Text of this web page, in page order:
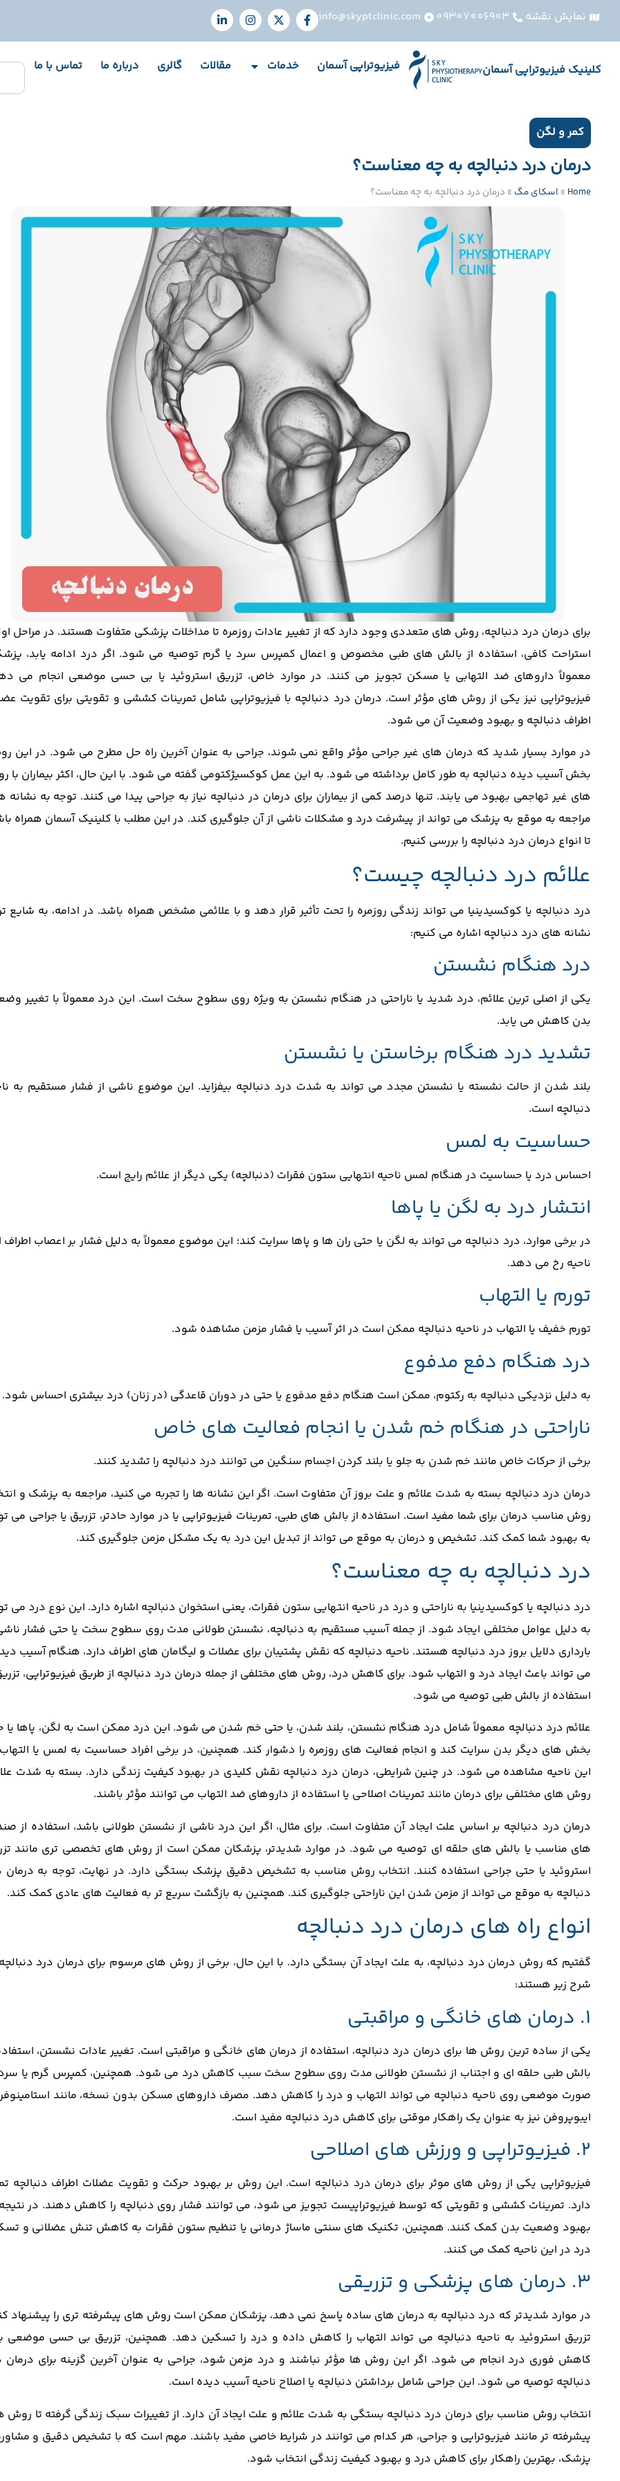
نمایش نقشه 09307006903
info@skyptclinic.com
کلینیک فیزیوتراپی آسمان فیزیوتراپی آسمان خدمات مقالات گالری درباره ما تماس با ما
کمر و لگن
درمان درد دنبالچه به چه معناست؟
Home
» اسکای مگ » درمان درد دنبالچه به چه معناست؟
برای درمان درد دنبالچه، روش‌ های متعددی وجود دارد که از تغییر عادات روزمره تا مداخلات پزشکی متفاوت هستند. در مراحل
استراحت کافی، استفاده از بالش ‌های طبی مخصوص و اعمال کمپرس سرد یا گرم توصیه می ‌شود. اگر درد ادامه یابد،
معمولاً داروهای ضد التهابی یا مسکن تجویز می ‌کنند. در موارد خاص، تزریق استروئید یا بی‌ حسی موضعی انجام می
فیزیوتراپی نیز یکی از روش‌ های مؤثر است. درمان درد دنبالچه با فیزیوتراپی شامل تمرینات کششی و تقویتی برای تقویت
اطراف دنبالچه و بهبود وضعیت آن می شود.
در موارد بسیار شدید که درمان ‌های غیر جراحی مؤثر واقع نمی ‌شوند، جراحی به‌ عنوان آخرین راه ‌حل مطرح می ‌شود. در این
بخش آسیب ‌دیده دنبالچه به ‌طور کامل برداشته می ‌شود. به این عمل کوکسیژکتومی گفته می ‌شود. با این ‌حال، اکثر بیماران با
‌های غیر تهاجمی بهبود می ‌یابند. تنها درصد کمی از بیماران برای درمان در دنبالچه نیاز به جراحی پیدا می ‌کنند. توجه به نشانه
مراجعه به موقع به پزشک می ‌تواند از پیشرفت درد و مشکلات ناشی از آن جلوگیری کند. در این مطلب با کلینیک آسمان همراه
تا انواع درمان درد دنبالچه را بررسی کنیم.
علائم درد دنبالچه چیست؟
درد دنبالچه یا کوکسیدینیا می ‌تواند زندگی روزمره را تحت تأثیر قرار دهد و با علائمی مشخص همراه باشد. در ادامه، به شایع
نشانه‌ های درد دنبالچه اشاره می‌ کنیم:
درد هنگام نشستن
یکی از اصلی ‌ترین علائم، درد شدید یا ناراحتی در هنگام نشستن به‌ ویژه روی سطوح سخت است. این درد معمولاً با تغییر
بدن کاهش می ‌یابد.
تشدید درد هنگام برخاستن یا نشستن
بلند شدن از حالت نشسته یا نشستن مجدد می ‌تواند به شدت درد دنبالچه بیفزاید. این موضوع ناشی از فشار مستقیم به
دنبالچه است.
حساسیت به لمس
احساس درد یا حساسیت در هنگام لمس ناحیه انتهایی ستون فقرات (دنبالچه) یکی دیگر از علائم رایج است.
انتشار درد به لگن یا پاها
در برخی موارد، درد دنبالچه می ‌تواند به لگن یا حتی ران ‌ها و پاها سرایت کند؛ این موضوع معمولاً به دلیل فشار بر اعصاب اطراف
ناحیه رخ می‌ دهد.
تورم یا التهاب
تورم خفیف یا التهاب در ناحیه دنبالچه ممکن است در اثر آسیب یا فشار مزمن مشاهده شود.
درد هنگام دفع مدفوع
به دلیل نزدیکی دنبالچه به رکتوم، ممکن است هنگام دفع مدفوع یا حتی در دوران قاعدگی (در زنان) درد بیشتری احساس شود.
ناراحتی در هنگام خم شدن یا انجام فعالیت ‌های خاص
برخی از حرکات خاص مانند خم شدن به جلو یا بلند کردن اجسام سنگین می ‌توانند درد دنبالچه را تشدید کنند.
درمان درد دنبالچه بسته به شدت علائم و علت بروز آن متفاوت است. اگر این نشانه‌ ها را تجربه می‌ کنید، مراجعه به پزشک و
روش مناسب درمان برای شما مفید است. استفاده از بالش ‌های طبی، تمرینات فیزیوتراپی یا در موارد حادتر، تزریق یا جراحی می
به بهبود شما کمک کند. تشخیص و درمان به‌ موقع می ‌تواند از تبدیل این درد به یک مشکل مزمن جلوگیری کند.
درد دنبالچه به چه معناست؟
درد دنبالچه یا کوکسیدینیا به ناراحتی و درد در ناحیه انتهایی ستون فقرات، یعنی استخوان دنبالچه اشاره دارد. این نوع درد می
به دلیل عوامل مختلفی ایجاد شود. از جمله آسیب مستقیم به دنبالچه، نشستن طولانی‌ مدت روی سطوح سخت یا حتی فشار
بارداری دلایل بروز درد دنبالچه هستند. ناحیه دنبالچه که نقش پشتیبان برای عضلات و لیگامان‌ های اطراف دارد، هنگام آسیب‌
می‌ تواند باعث ایجاد درد و التهاب شود. برای کاهش درد، روش ‌های مختلفی از جمله درمان درد دنبالچه از طریق فیزیوتراپی،
استفاده از بالش‌ طبی توصیه می ‌شود.
علائم درد دنبالچه معمولاً شامل درد هنگام نشستن، بلند شدن، یا حتی خم شدن می ‌شود. این درد ممکن است به لگن، پاها یا
بخش ‌های دیگر بدن سرایت کند و انجام فعالیت ‌های روزمره را دشوار کند. همچنین، در برخی افراد حساسیت به لمس یا
این ناحیه مشاهده می ‌شود. در چنین شرایطی، درمان درد دنبالچه نقش کلیدی در بهبود کیفیت زندگی دارد. بسته به شدت
روش‌ های مختلفی برای درمان مانند تمرینات اصلاحی یا استفاده از داروهای ضد التهاب می‌ توانند مؤثر باشند.
درمان درد دنبالچه بر اساس علت ایجاد آن متفاوت است. برای مثال، اگر این درد ناشی از نشستن طولانی باشد، استفاده از
‌های مناسب یا بالش‌ های حلقه ‌ای توصیه می ‌شود. در موارد شدیدتر، پزشکان ممکن است از روش ‌های تخصصی ‌تری مانند
استروئید یا حتی جراحی استفاده کنند. انتخاب روش مناسب به تشخیص دقیق پزشک بستگی دارد. در نهایت، توجه به درمان
دنبالچه به‌ موقع می ‌تواند از مزمن شدن این ناراحتی جلوگیری کند. همچنین به بازگشت سریع ‌تر به فعالیت ‌های عادی کمک کند.
انواع راه های درمان درد دنبالچه
گفتیم که روش درمان درد دنبالچه، به علت ایجاد آن بستگی دارد. با این حال، برخی از روش های مرسوم برای درمان درد
شرح زیر هستند:
1. درمان‌ های خانگی و مراقبتی
یکی از ساده ‌ترین روش ‌ها برای درمان درد دنبالچه، استفاده از درمان ‌های خانگی و مراقبتی است. تغییر عادات نشستن،
بالش‌ طبی حلقه ‌ای و اجتناب از نشستن طولانی ‌مدت روی سطوح سخت سبب کاهش درد می شود. همچنین، کمپرس گرم یا
صورت موضعی روی ناحیه دنبالچه می ‌تواند التهاب و درد را کاهش دهد. مصرف داروهای مسکن بدون نسخه، مانند
ایبوپروفن نیز به ‌عنوان یک راهکار موقتی برای کاهش درد دنبالچه مفید است.
2. فیزیوتراپی و ورزش ‌های اصلاحی
فیزیوتراپی یکی از روش‌ های موثر برای درمان درد دنبالچه است. این روش بر بهبود حرکت و تقویت عضلات اطراف دنبالچه
دارد. تمرینات کششی و تقویتی که توسط فیزیوتراپیست تجویز می ‌شود، می ‌توانند فشار روی دنبالچه را کاهش دهند. در
بهبود وضعیت بدن کمک کنند. همچنین، تکنیک ‌های سنتی ماساژ درمانی یا تنظیم ستون فقرات به کاهش تنش عضلانی و
درد در این ناحیه کمک می کنند.
3. درمان ‌های پزشکی و تزریقی
در موارد شدیدتر که درد دنبالچه به درمان ‌های ساده پاسخ نمی ‌دهد، پزشکان ممکن است روش‌ های پیشرفته ‌تری را پیشنهاد
تزریق استروئید به ناحیه دنبالچه می‌ تواند التهاب را کاهش داده و درد را تسکین دهد. همچنین، تزریق بی ‌حسی موضعی
کاهش فوری درد انجام می ‌شود. اگر این روش ‌ها مؤثر نباشند و درد مزمن شود، جراحی به ‌عنوان آخرین گزینه برای درمان
دنبالچه توصیه می شود. این جراحی شامل برداشتن دنبالچه یا اصلاح ناحیه آسیب ‌دیده است.
انتخاب روش مناسب برای درمان درد دنبالچه بستگی به شدت علائم و علت ایجاد آن دارد. از تغییرات سبک زندگی گرفته تا روش
پیشرفته ‌تر مانند فیزیوتراپی و جراحی، هر کدام می ‌توانند در شرایط خاصی مفید باشند. مهم است که با تشخیص دقیق و
پزشک، بهترین راهکار برای کاهش درد و بهبود کیفیت زندگی انتخاب شود.